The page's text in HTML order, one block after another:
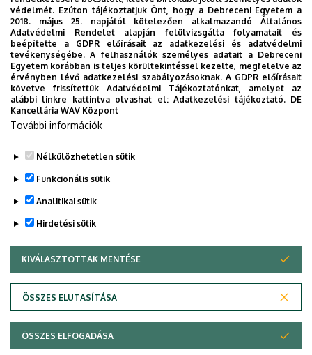
A szájüregi daganatos kórformák és rákmegelőző
állapotok pathológiája és vizsgálati lehetőségei
Immunhisztokémiai módszerek a szájüregi
kórformák vizsgálatában
Az „omics” technikák jelentősége a szájüregi
daganatos kórformák és rákmegelőző állapotok
vizsgálatában
A szájüregi egészség objektív felmérésére
Legutóbbi frissítés: 2023. 03. 26. 19:54
Adatvédelem
Szerzői jog &másolat; @év @szervezet @verzió
védelmét. Ezúton tájékoztatjuk Önt, hogy a Debreceni Egyetem a
2018. május 25. napjától kötelezően alkalmazandó Általános
Adatvédelmi Rendelet alapján felülvizsgálta folyamatait és
beépítette a GDPR előírásait az adatkezelési és adatvédelmi
tevékenységébe. A felhasználók személyes adatait a Debreceni
Egyetem korábban is teljes körültekintéssel kezelte, megfelelve az
érvényben lévő adatkezelési szabályozásoknak. A GDPR előírásait
követve frissítettük Adatvédelmi Tájékoztatónkat, amelyet az
alábbi linkre kattintva olvashat el:Adatkezelési tájékoztató. DE
Kancellária WAV Központ
További információk
Nélkülözhetetlen sütik
Funkcionális sütik
Analitikai sütik
Hirdetési sütik
KIVÁLASZTOTTAK MENTÉSE
ÖSSZES ELUTASÍTÁSA
WITHDRAW CONSENT
ÖSSZES ELFOGADÁSA